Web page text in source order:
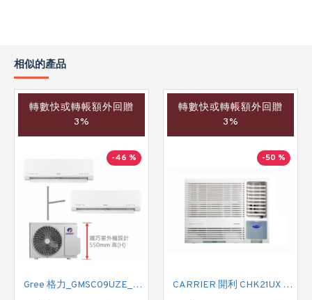
相似的產品
轉數快或轉帳額外回贈
3%
-46 %
Gree 格力_GMSC09UZE_GMSC12UZE_GMSC18UZC_R32 掛牆變頻式1拖2分體冷氣機 (淨冷型)
轉數快或轉帳額外回贈
3%
-50 %
CARRIER 開利 CHK21UX 二匹半 變頻淨冷窗口式冷氣機 (附遙控)